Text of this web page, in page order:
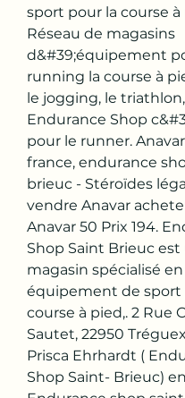
sport pour la course à
Réseau de magasins
d&#39;équipement
running la course à
le jogging, le triathlon,
Endurance Shop
pour le runner.
france, endurance
brieuc - Stéroïdes
vendre Anavar
Anavar 50 Prix 194.
Shop Saint Brieuc est
magasin spécialisé en
équipement de sport
course à pied,. 2 Rue
Sautet, 22950
Prisca Ehrhardt (
Shop Saint- Brieuc)